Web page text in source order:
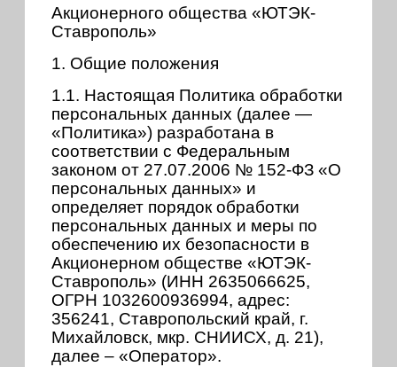
Акционерного общества «ЮТЭК-
Ставрополь»
1. Общие положения
1.1. Настоящая Политика обработки
персональных данных (далее —
«Политика») разработана в
соответствии с Федеральным
законом от 27.07.2006 № 152-ФЗ «О
персональных данных» и
определяет порядок обработки
персональных данных и меры по
обеспечению их безопасности в
Акционерном обществе «ЮТЭК-
Ставрополь» (ИНН 2635066625,
ОГРН 1032600936994, адрес:
356241, Ставропольский край, г.
Михайловск, мкр. СНИИСХ, д. 21),
далее – «Оператор».